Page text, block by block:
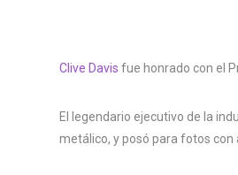
Clive Davis fue honrado con el
El legendario ejecutivo de la
metálico, y posó para fotos con